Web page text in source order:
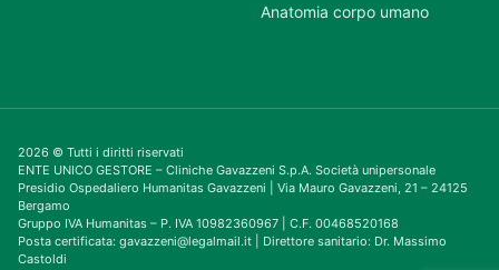
Anatomia corpo umano
2026 © Tutti i diritti riservati
ENTE UNICO GESTORE – Cliniche Gavazzeni S.p.A. Società unipersonale
Presidio Ospedaliero Humanitas Gavazzeni | Via Mauro Gavazzeni, 21 – 24125
Bergamo
Gruppo IVA Humanitas – P. IVA 10982360967 | C.F. 00468520168
Posta certificata: gavazzeni@legalmail.it | Direttore sanitario: Dr. Massimo
Castoldi